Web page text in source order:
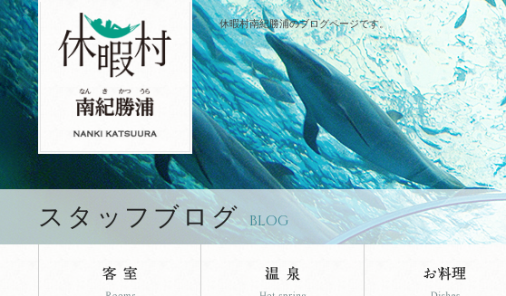
休暇村南紀勝浦のブログページです。
スタッフブログ BLOG